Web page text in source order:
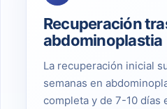
Recuperación
abdominoplastia
La recuperación inicial
semanas en
completa y de 7-10 días